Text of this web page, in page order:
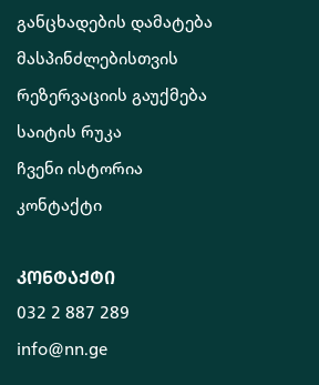
განცხადების დამატება
მასპინძლებისთვის
რეზერვაციის გაუქმება
საიტის რუკა
ჩვენი ისტორია
კონტაქტი
კონტაქტი
032 2 887 289
info@nn.ge